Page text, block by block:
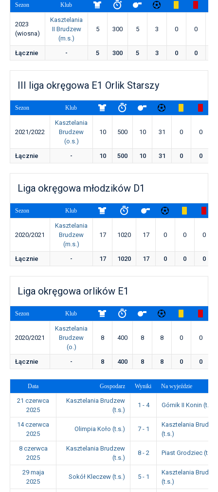
Sezon Klub
2023
(wiosna)
Kasztelania
II Brudzew
(m.s.)
5 300 5 3 0 0
Łącznie - 5 300 5 3 0 0
III liga okręgowa E1 Orlik Starszy
Sezon Klub
2021/2022
Kasztelania
Brudzew
(o.s.)
10 500 10 31 0 0
Łącznie - 10 500 10 31 0 0
Liga okręgowa młodzików D1
Sezon Klub
2020/2021
Kasztelania
Brudzew
(m.s.)
17 1020 17 0 0 0
Łącznie - 17 1020 17 0 0 0
Liga okręgowa orlików E1
Sezon Klub
2020/2021
Kasztelania
Brudzew
(o.)
8 400 8 8 0 0
Łącznie - 8 400 8 8 0 0
Data Gospodarz Wyniki Na wyjeździe
21 czerwca
2025
Kasztelania Brudzew
(t.s.)
1 - 4 Górnik II Konin (t.s.)
14 czerwca
2025
Olimpia Koło (t.s.) 7 - 1
Kasztelania
(t.s.)
8 czerwca
2025
Kasztelania Brudzew
(t.s.)
8 - 2 Piast Grodziec (t.s.)
29 maja
2025
Sokół Kleczew (t.s.) 5 - 1
Kasztelania
(t.s.)